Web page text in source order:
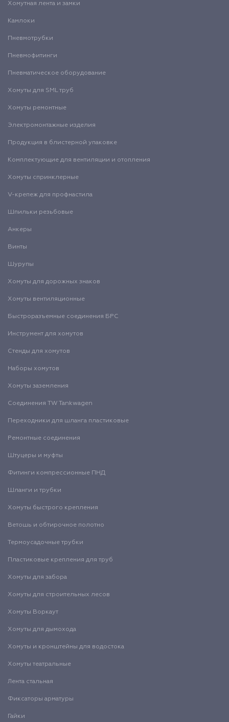
Хомутная лента и замки
Камлоки
Пневмотрубки
Пневмофитинги
Пневматическое оборудование
Хомуты для SML труб
Хомуты ремонтные
Электромонтажные изделия
Продукция в блистерной упаковке
Комплектующие для вентиляции и отопления
Хомуты спринклерные
V-крепеж для профнастила
Шпильки резьбовые
Анкеры
Винты
Шурупы
Хомуты для дорожных знаков
Хомуты вентиляционные
Быстроразъемные соединения БРС
Инструмент для хомутов
Стенды для хомутов
Наборы хомутов
Хомуты заземления
Соединения TW Tankwagen
Переходники для шланга пластиковые
Ремонтные соединения
Штуцеры и муфты
Фитинги компрессионные ПНД
Шланги и трубки
Хомуты быстрого крепления
Ветошь и обтирочное полотно
Термоусадочные трубки
Пластиковые крепления для труб
Хомуты для забора
Хомуты для строительных лесов
Хомуты Воркаут
Хомуты для дымохода
Хомуты и кронштейны для водостока
Хомуты театральные
Лента стальная
Фиксаторы арматуры
Гайки